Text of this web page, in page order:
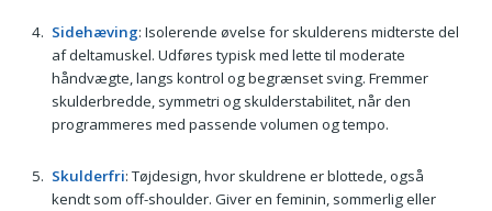
Sidehæving: Isolerende øvelse for skulderens midterste del
af deltamuskel. Udføres typisk med lette til moderate
håndvægte, langs kontrol og begrænset sving. Fremmer
skulderbredde, symmetri og skulderstabilitet, når den
programmeres med passende volumen og tempo.
Skulderfri: Tøjdesign, hvor skuldrene er blottede, også
kendt som off-shoulder. Giver en feminin, sommerlig eller